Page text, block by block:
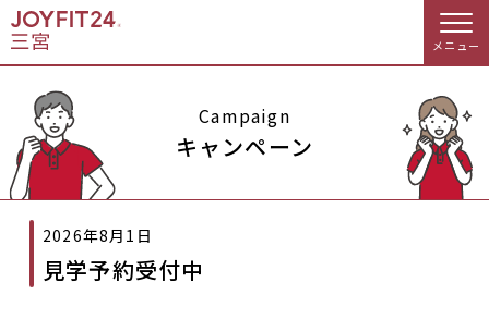
メニュー
店舗トップ
会員様向けのご案内
会員の方へトップ
会員様へのお知らせ入会のお手続きをする
Campaign
キャンペーン
2026年8月1日
見学予約受付中